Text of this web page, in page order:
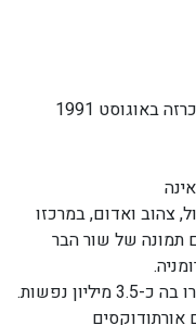
1991
צהוב ואדום, במרכזו
תמונה של שור הבר